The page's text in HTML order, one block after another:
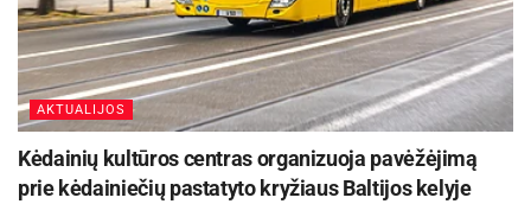
AKTUALIJOS
Kėdainių kultūros centras organizuoja pavėžėjimą
prie kėdainiečių pastatyto kryžiaus Baltijos kelyje